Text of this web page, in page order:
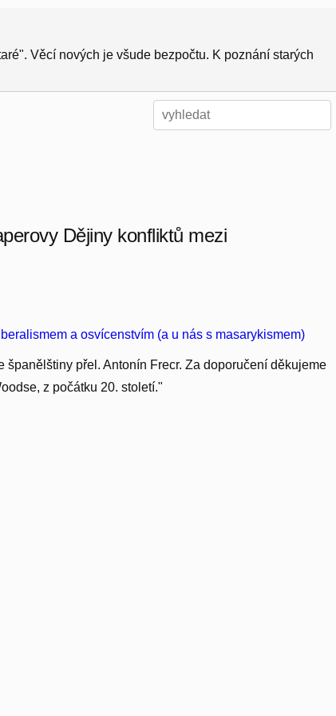
Věcí nových je všude bezpočtu. K poznání starých
Dějiny konfliktů mezi
a osvícenstvím (a u nás s masarykismem)
přel. Antonín Frecr. Za doporučení děkujeme
z počátku 20. století."